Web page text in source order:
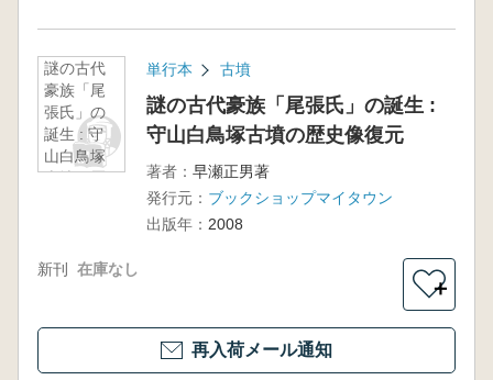
謎の古代
豪族「尾
張氏」の
誕生 : 守
山白鳥塚
古墳の歴
単行本 古墳
謎の古代豪族「尾張氏」の誕生 :
守山白鳥塚古墳の歴史像復元
著者： 早瀬正男著
発行元： ブックショップマイタウン
出版年： 2008
新刊 在庫なし
＋
再入荷メール通知